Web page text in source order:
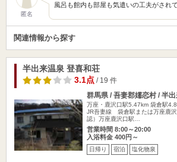
匿名
風呂も館内も部屋も気遣いの工夫がされ
関連情報から探す
半出来温泉 登喜和荘
3.1点/ 19 件
群馬県 / 吾妻郡嬬恋村 / 半
万座・鹿沢口駅5.47km 袋倉駅
JR吾妻線 袋倉駅または万座鹿
認）万座鹿沢口駅…
営業時間 8:00～20:00
入浴料金 400円～
日帰り 宿泊 塩化物泉